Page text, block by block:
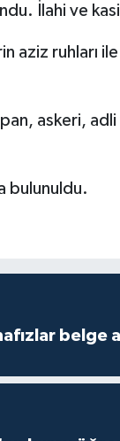
İlahi ve
aziz ruhları
askeri,
bulunuldu.
belge